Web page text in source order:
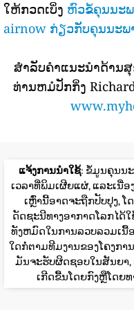
ໃຫ້ກວດເບິ່ງ ຫົວຂໍ້ຄຸນນະ
airnow ກ່ຽວກັບຄຸນນະພ
ສໍາລັບຄໍາແນະນໍາດ້ານ
ທ່ານຫມໍປັກກິ່ງ
ແຈ້ງການນໍາໃຊ້: ຂໍ້ມູນຄຸນນ
ເວລາທີ່ພິມເຜີຍແຜ່, ແລະເນື່
ເຫຼົ່ານີ້ອາດຈະຖືກປັບປຸງ, ໂ
ດັດຊະນີທາງອາກາດໂລກໄ
ທັງຫມົດໃນການລວບລວມເນື້
ໃດກໍ່ຕາມທີມງານຂອງໂຄງກ
ມັນຈະຮັບຜິດຊອບໃນສັນຍາ
ເກີດຂື້ນໂດຍກົງຫຼືໂດຍ